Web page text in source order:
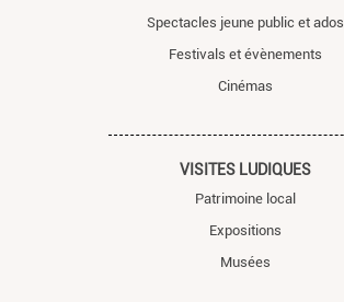
Spectacles jeune public et ados
Festivals et évènements
Cinémas
VISITES LUDIQUES
Patrimoine local
Expositions
Musées